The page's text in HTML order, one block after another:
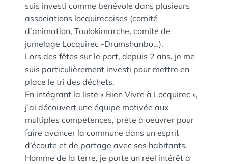
suis investi comme bénévole dans plusieurs
associations locquirecoises (comité
d’animation, Toulokimarche, comité de
jumelage Locquirec -Drumshanbo…).
Lors des fêtes sur le port, depuis 2 ans, je me
suis particulièrement investi pour mettre en
place le tri des déchets.
En intégrant la liste « Bien Vivre à Locquirec »,
j’ai découvert une équipe motivée aux
multiples compétences, prête à oeuvrer pour
faire avancer la commune dans un esprit
d’écoute et de partage avec ses habitants.
Homme de la terre, je porte un réel intérêt à